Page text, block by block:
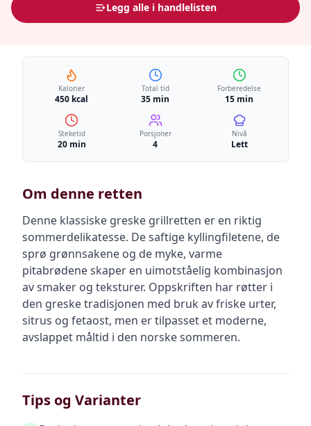
Legg alle i handlelisten
Kalorier
450 kcal
Total tid
35 min
Forberedelse
15 min
Steketid
20 min
Porsjoner
4
Nivå
Lett
Om denne retten
Denne klassiske greske grillretten er en riktig
sommerdelikatesse. De saftige kyllingfiletene, de
sprø grønnsakene og de myke, varme
pitabrødene skaper en uimotståelig kombinasjon
av smaker og teksturer. Oppskriften har røtter i
den greske tradisjonen med bruk av friske urter,
sitrus og fetaost, men er tilpasset et moderne,
avslappet måltid i den norske sommeren.
Tips og Varianter